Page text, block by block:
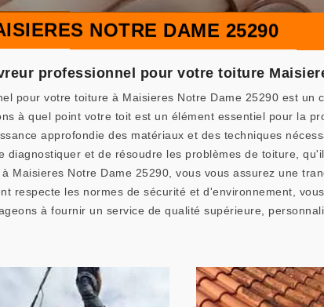
NOTRE DAME 25290
professionnel pour votre toiture
pour votre toiture à Maisieres Notre Dame 25290 est un
à quel point votre toit est un élément essentiel pour la
approfondie des matériaux et des techniques
diagnostiquer et de résoudre les problèmes de toiture,
Maisieres Notre Dame 25290, vous vous assurez une
respecte les normes de sécurité et d'environnement,
à fournir un service de qualité supérieure,